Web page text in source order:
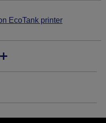
EcoTank printer